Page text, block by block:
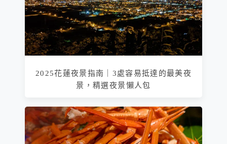
2025花蓮夜景指南｜3處容易抵達的最美夜
景，精選夜景懶人包